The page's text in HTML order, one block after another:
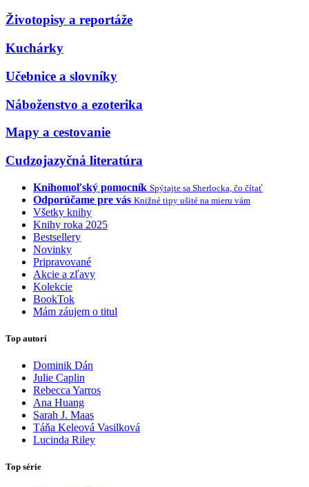
Životopisy a reportáže
Kuchárky
Učebnice a slovníky
Náboženstvo a ezoterika
Mapy a cestovanie
Cudzojazyčná literatúra
Knihomoľský pomocník Spýtajte sa Sherlocka, čo čítať
Odporúčame pre vás Knižné tipy ušité na mieru vám
Všetky knihy
Knihy roka 2025
Bestsellery
Novinky
Pripravované
Akcie a zľavy
Kolekcie
BookTok
Mám záujem o titul
Top autori
Dominik Dán
Julie Caplin
Rebecca Yarros
Ana Huang
Sarah J. Maas
Táňa Keleová Vasilková
Lucinda Riley
Top série